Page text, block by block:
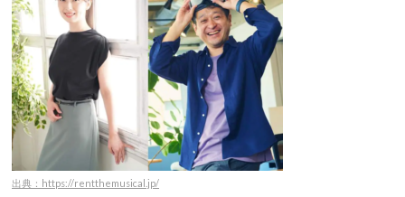
出典：https://rentthemusical.jp/